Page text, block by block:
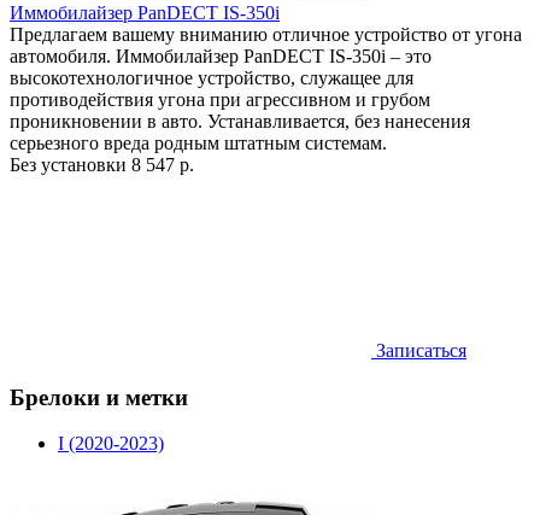
Иммобилайзер PanDECT IS-350i
Предлагаем вашему вниманию отличное устройство от угона
автомобиля. Иммобилайзер PanDECT IS-350i – это
высокотехнологичное устройство, служащее для
противодействия угона при агрессивном и грубом
проникновении в авто. Устанавливается, без нанесения
серьезного вреда родным штатным системам.
Без установки 8 547 р.
Записаться
Брелоки и метки
I (2020-2023)